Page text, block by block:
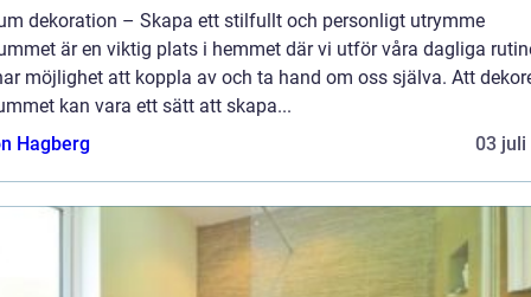
dekoration – Skapa ett stilfullt och personligt utrymme
är en viktig plats i hemmet där vi utför våra dagliga
möjlighet att koppla av och ta hand om oss själva. Att
kan vara ett sätt att skapa...
Hagberg
03 juli